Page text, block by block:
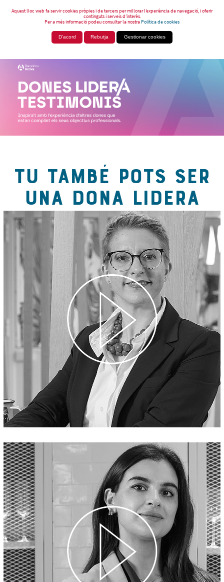
Aquest lloc web fa servir cookies pròpies i de tercers per millorar l’experiència de navegació, i oferir
continguts i serveis d’interès.
Per a més informació podeu consultar la nostraPolítica de cookies
D'acord Rebutja Gestionar cookies
TU TAMBÉ POTS SER
UNA DONA LIDERA